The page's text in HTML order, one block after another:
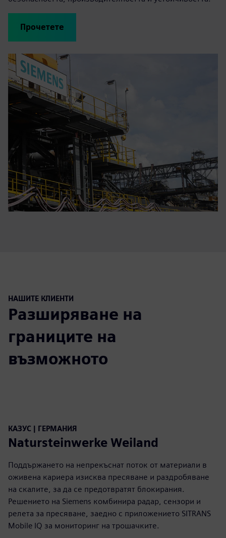
Прочетете
НАШИТЕ КЛИЕНТИ
Разширяване на
границите на
възможното
КАЗУС | ГЕРМАНИЯ
Natursteinwerke Weiland
Поддържането на непрекъснат поток от материали в
оживена кариера изисква пресяване и раздробяване
на скалите, за да се предотвратят блокирания.
Решението на Siemens комбинира радар, сензори и
релета за пресяване, заедно с приложението SITRANS
Mobile IQ за мониторинг на трошачките.